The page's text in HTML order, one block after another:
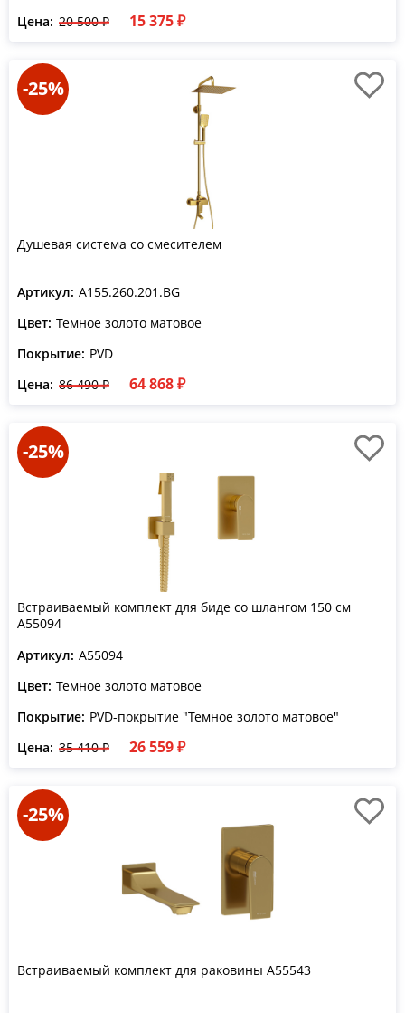
Цена: 20 500 ₽ 15 375 ₽
-25%
Душевая система со смесителем
Артикул: A155.260.201.BG
Цвет: Темное золото матовое
Покрытие: PVD
Цена: 86 490 ₽ 64 868 ₽
-25%
Встраиваемый комплект для биде со шлангом 150 см
A55094
Артикул: A55094
Цвет: Темное золото матовое
Покрытие: PVD-покрытие "Темное золото матовое"
Цена: 35 410 ₽ 26 559 ₽
-25%
Встраиваемый комплект для раковины A55543